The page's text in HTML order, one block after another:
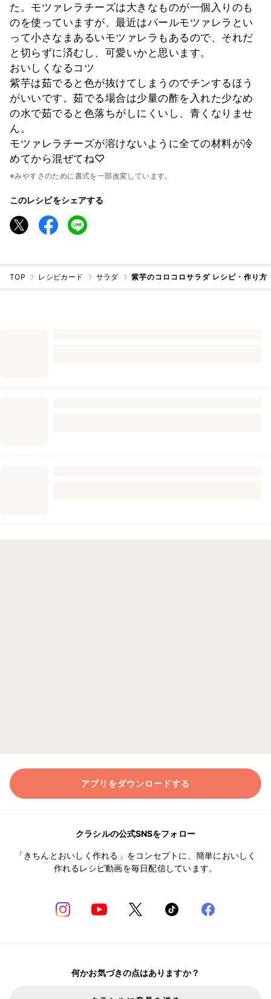
た。モツァレラチーズは大きなものが一個入りのも
のを使っていますが、最近はパールモツァレラとい
って小さなまあるいモツァレラもあるので、それだ
と切らずに済むし、可愛いかと思います。
おいしくなるコツ
紫芋は茹でると色が抜けてしまうのでチンするほう
がいいです。茹でる場合は少量の酢を入れた少なめ
の水で茹でると色落ちがしにくいし、青くなりませ
ん。
モツァレラチーズが溶けないように全ての材料が冷
めてから混ぜてね♡
※みやすさのために書式を一部改変しています。
このレシピをシェアする
TOP レシピカード サラダ 紫芋のコロコロサラダ レシピ・作り方
アプリをダウンロードする
クラシルの公式SNSをフォロー
「きちんとおいしく作れる」をコンセプトに、簡単においしく
作れるレシピ動画を毎日配信しています。
何かお気づきの点はありますか？